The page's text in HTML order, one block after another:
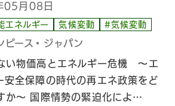
05月08日
エネルギー 気候変動 #気候変動
ピース・ジャパン
い物価高とエネルギー危機 ～エ
安全保障の時代の再エネ政策をど
か～ 国際情勢の緊迫化によ…